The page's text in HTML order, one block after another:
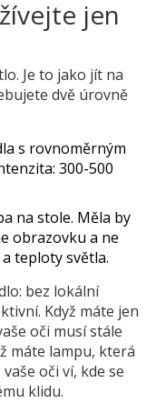
jen
Je to jako jít na
dvě úrovně
s rovnoměrným
300-500
na stole. Měla by
obrazovku a ne
teploty světla.
bez lokální
Když máte jen
oči musí stále
máte lampu, která
oči ví, kde se
klidu.